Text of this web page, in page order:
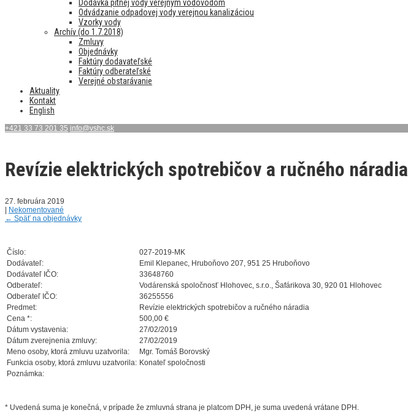
Dodávka pitnej vody verejným vodovodom
Odvádzanie odpadovej vody verejnou kanalizáciou
Vzorky vody
Archív (do 1.7.2018)
Zmluvy
Objednávky
Faktúry dodavateľské
Faktúry odberateľské
Verejné obstarávanie
Aktuality
Kontakt
English
+421 33 73 201 35 info@vshc.sk
Revízie elektrických spotrebičov a ručného náradia
27. februára 2019
Nekomentované
← Späť na objednávky
Číslo:
027-2019-MK
Dodávateľ:
Emil Klepanec, Hruboňovo 207, 951 25 Hruboňovo
Dodávateľ IČO:
33648760
Odberateľ:
Vodárenská spoločnosť Hlohovec, s.r.o., Šafárikova 30, 920 01 Hlohovec
Odberateľ IČO:
36255556
Predmet:
Revízie elektrických spotrebičov a ručného náradia
Cena *:
500,00 €
Dátum vystavenia:
27/02/2019
Dátum zverejnenia zmluvy:
27/02/2019
Meno osoby, ktorá zmluvu uzatvorila:
Mgr. Tomáš Borovský
Funkcia osoby, ktorá zmluvu uzatvorila: Konateľ spoločnosti
Poznámka:
* Uvedená suma je konečná, v prípade že zmluvná strana je platcom DPH, je suma uvedená vrátane DPH.